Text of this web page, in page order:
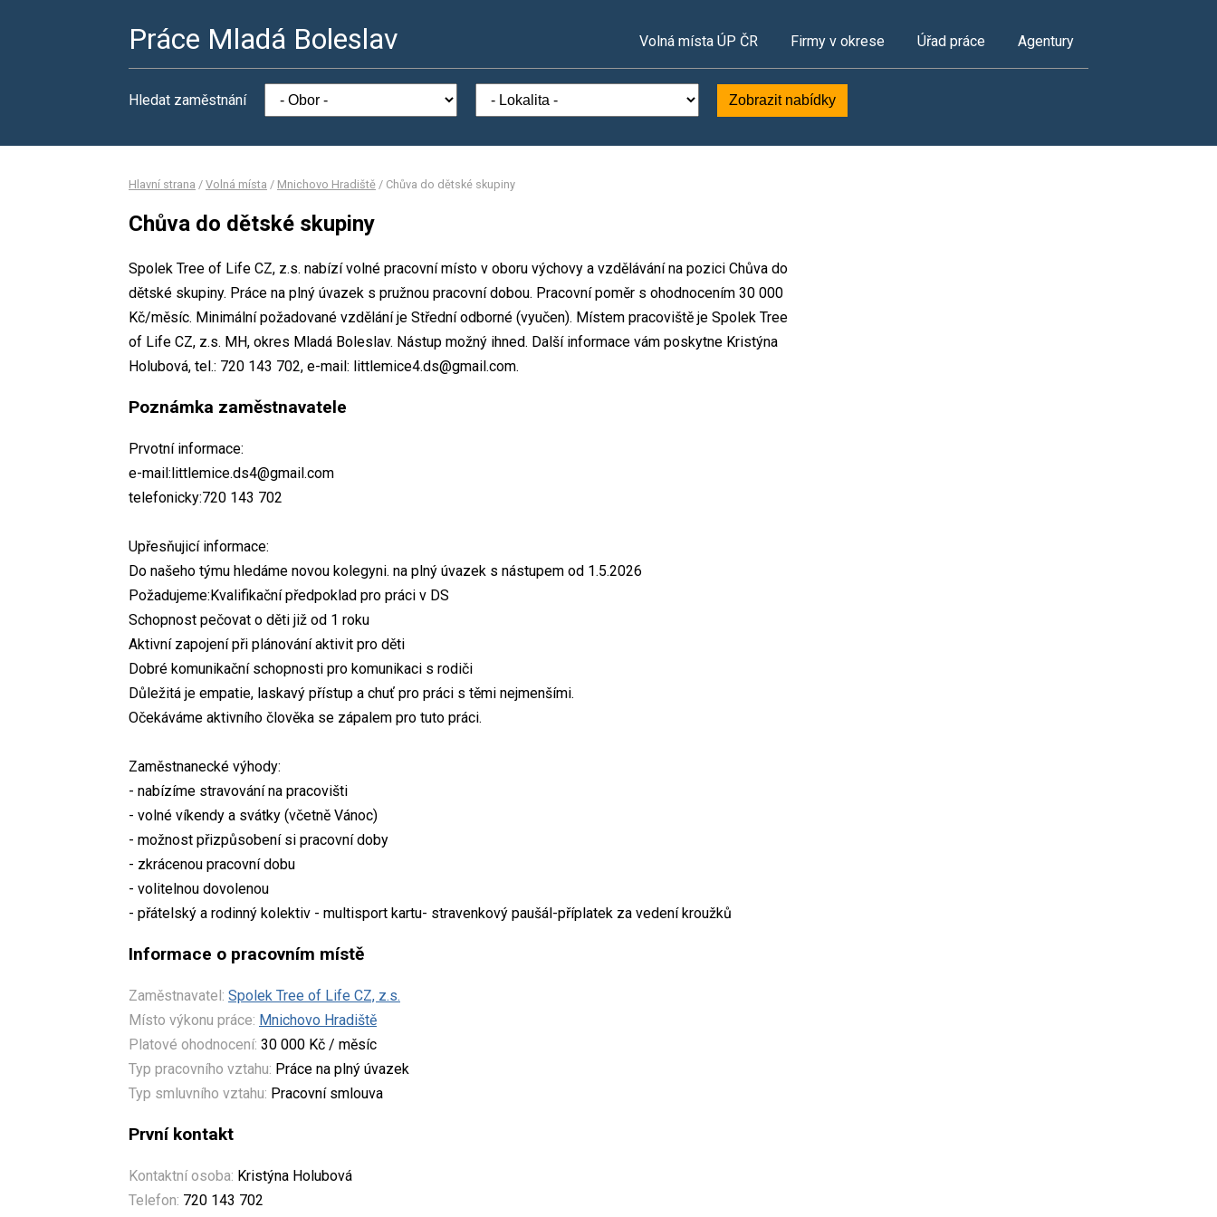
Práce Mladá Boleslav Volná místa ÚP ČR Firmy v okrese Úřad práce Agentury
Hledat zaměstnání Zobrazit nabídky
Hlavní strana / Volná místa / Mnichovo Hradiště / Chůva do dětské skupiny
Chůva do dětské skupiny
Spolek Tree of Life CZ, z.s. nabízí volné pracovní místo v oboru výchovy a vzdělávání na pozici Chůva do
dětské skupiny. Práce na plný úvazek s pružnou pracovní dobou. Pracovní poměr s ohodnocením 30 000
Kč/měsíc. Minimální požadované vzdělání je Střední odborné (vyučen). Místem pracoviště je Spolek Tree
of Life CZ, z.s. MH, okres Mladá Boleslav. Nástup možný ihned. Další informace vám poskytne Kristýna
Holubová, tel.: 720 143 702, e-mail: littlemice4.ds@gmail.com.
Poznámka zaměstnavatele
Prvotní informace:
e-mail:littlemice.ds4@gmail.com
telefonicky:720 143 702
Upřesňujicí informace:
Do našeho týmu hledáme novou kolegyni. na plný úvazek s nástupem od 1.5.2026
Požadujeme:Kvalifikační předpoklad pro práci v DS
Schopnost pečovat o děti již od 1 roku
Aktivní zapojení při plánování aktivit pro děti
Dobré komunikační schopnosti pro komunikaci s rodiči
Důležitá je empatie, laskavý přístup a chuť pro práci s těmi nejmenšími.
Očekáváme aktivního člověka se zápalem pro tuto práci.
Zaměstnanecké výhody:
- nabízíme stravování na pracovišti
- volné víkendy a svátky (včetně Vánoc)
- možnost přizpůsobení si pracovní doby
- zkrácenou pracovní dobu
- volitelnou dovolenou
- přátelský a rodinný kolektiv - multisport kartu- stravenkový paušál-příplatek za vedení kroužků
Informace o pracovním místě
Zaměstnavatel: Spolek Tree of Life CZ, z.s.
Místo výkonu práce: Mnichovo Hradiště
Platové ohodnocení: 30 000 Kč / měsíc
Typ pracovního vztahu: Práce na plný úvazek
Typ smluvního vztahu: Pracovní smlouva
První kontakt
Kontaktní osoba: Kristýna Holubová
Telefon: 720 143 702